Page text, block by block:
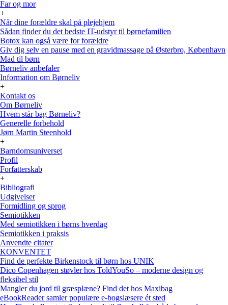
Far og mor
+
Når dine forældre skal på plejehjem
Sådan finder du det bedste IT-udstyr til børnefamilien
Botox kan også være for forældre
Giv dig selv en pause med en gravidmassage på Østerbro, København
Mad til børn
Børneliv anbefaler
Information om Børneliv
+
Kontakt os
Om Børneliv
Hvem står bag Børneliv?
Generelle forbehold
Jørn Martin Steenhold
+
Barndomsuniverset
Profil
Forfatterskab
+
Bibliografi
Udgivelser
Formidling og sprog
Semiotikken
Med semiotikken i børns hverdag
Semiotikken i praksis
Anvendte citater
KONVENTET
Find de perfekte Birkenstock til børn hos UNIK
Dico Copenhagen støvler hos ToldYouSo – moderne design og
fleksibel stil
Mangler du jord til græsplæne? Find det hos Maxibag
eBookReader samler populære e-bogslæsere ét sted